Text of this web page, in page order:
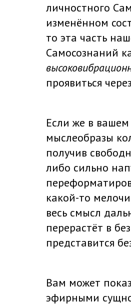
личностного
изменённом
то эта часть
Самосознаний
проявиться
Если же в
мыслеобразы
получив
либо сильно
какой-то
весь смысл
перерастёт в
представится
Вам может
эфирными